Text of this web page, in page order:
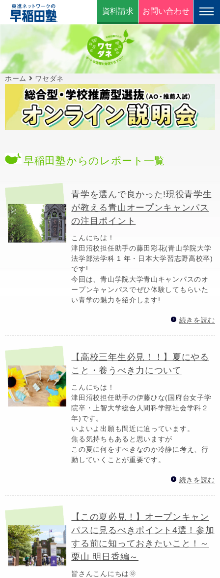
資料請求 お問い合わせ
ホーム ワセダネ
早稲田塾からのレポート一覧
青学を選んで良かった!現役青学生
が教える青山オープンキャンパス
の注目ポイント
こんにちは！
津田沼校担任助手の藤田彩花(青山学院大学
法学部法学科 1 年・日本大学習志野高校卒)
です!
今回は、青山学院大学青山キャンパスのオ
ープンキャンパスでぜひ体験してもらいた
い青学の魅力を紹介します!
続きを読む
【高校三年生必見！！】夏にやる
こと・養うべき力について
こんにちは！
津田沼校担任助手の伊藤ひな(国府台女子学
院卒・上智大学総合人間科学部社会学科２
年)です。
いよいよ出願も間近に迫っています。
焦る気持ちもあると思いますが
この夏に何をすべきなのか冷静に考え、行
動していくことが重要です。
続きを読む
【この夏必見！】オープンキャン
パスに見るべきポイント4選！参加
する前に知っておきたいこと！～
栗山 明日香編～
皆さんこんにちは🌞